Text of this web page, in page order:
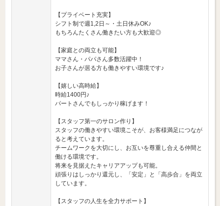
【プライベート充実】
シフト制で週1,2日～・土日休みOK♪
もちろんたくさん働きたい方も大歓迎◎
【家庭との両立も可能】
ママさん・パパさん多数活躍中！
お子さんが居る方も働きやすい環境です♪
【嬉しい高時給】
時給1400円♪
パートさんでもしっかり稼げます！
【スタッフ第一のサロン作り】
スタッフの働きやすい環境こそが、お客様満足につなが
ると考えています。
チームワークを大切にし、お互いを尊重し合える仲間と
働ける環境です。
将来を見据えたキャリアアップも可能。
頑張りはしっかり還元し、「安定」と「高歩合」を両立
しています。
【スタッフの人生を全力サポート】